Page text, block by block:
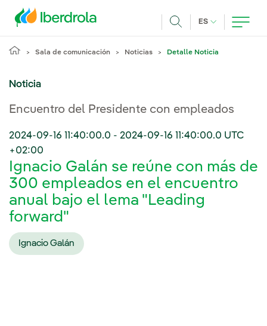
ES IDIOMA
Sala de comunicación Noticias Detalle Noticia
Noticia
Encuentro del Presidente con empleados
2024-09-16 11:40:00.0 - 2024-09-16 11:40:00.0 UTC
+02:00
Ignacio Galán se reúne con más de
300 empleados en el encuentro
anual bajo el lema "Leading
forward"
Ignacio Galán